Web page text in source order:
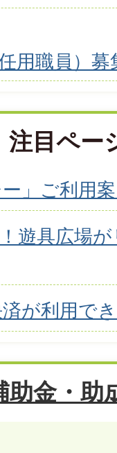
用職員）募
注目ペー
」ご利用
遊具広場
が利用で
助金・助